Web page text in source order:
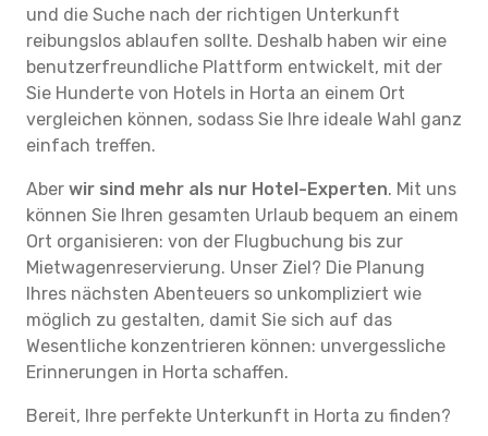
und die Suche nach der richtigen Unterkunft
reibungslos ablaufen sollte. Deshalb haben wir eine
benutzerfreundliche Plattform entwickelt, mit der
Sie Hunderte von Hotels in Horta an einem Ort
vergleichen können, sodass Sie Ihre ideale Wahl ganz
einfach treffen.
Aber wir sind mehr als nur Hotel-Experten. Mit uns
können Sie Ihren gesamten Urlaub bequem an einem
Ort organisieren: von der Flugbuchung bis zur
Mietwagenreservierung. Unser Ziel? Die Planung
Ihres nächsten Abenteuers so unkompliziert wie
möglich zu gestalten, damit Sie sich auf das
Wesentliche konzentrieren können: unvergessliche
Erinnerungen in Horta schaffen.
Bereit, Ihre perfekte Unterkunft in Horta zu finden?